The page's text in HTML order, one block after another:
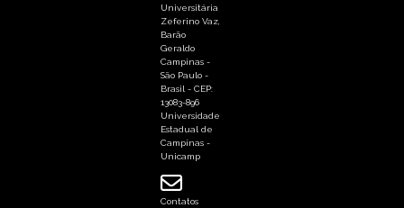
Universitária
Zeferino Vaz,
Barão
Geraldo
Campinas -
São Paulo -
Brasil - CEP:
13083-896
Universidade
Estadual de
Campinas -
Unicamp
Contatos